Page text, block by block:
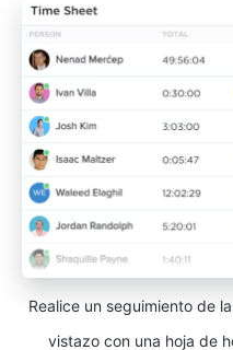
Realice un seguimiento de
vistazo con una hoja de